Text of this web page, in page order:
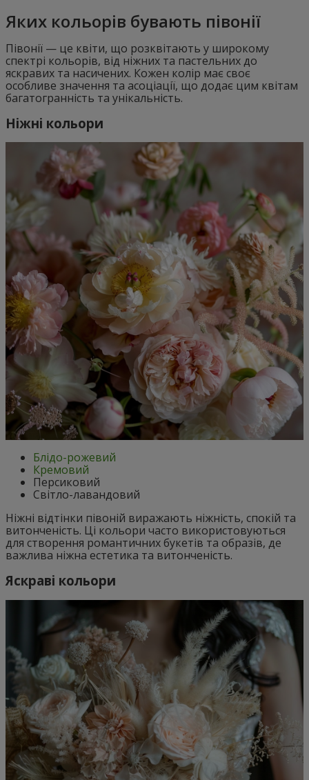
Яких кольорів бувають півонії
Півонії — це квіти, що розквітають у широкому
спектрі кольорів, від ніжних та пастельних до
яскравих та насичених. Кожен колір має своє
особливе значення та асоціації, що додає цим квітам
багатогранність та унікальність.
Ніжні кольори
Блідо-рожевий
Кремовий
Персиковий
Світло-лавандовий
Ніжні відтінки півоній виражають ніжність, спокій та
витонченість. Ці кольори часто використовуються
для створення романтичних букетів та образів, де
важлива ніжна естетика та витонченість.
Яскраві кольори